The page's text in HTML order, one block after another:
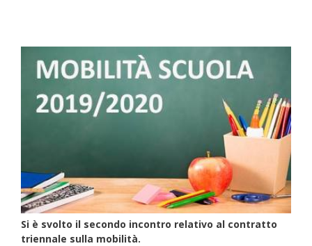
Si è svolto il secondo incontro relativo al contratto
triennale sulla mobilità.